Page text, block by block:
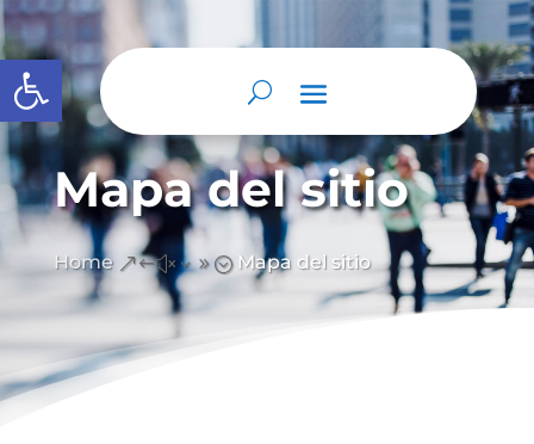
Abrir barra de herramientas
Mapa del sitio
Home &#x39; Mapa del sitio